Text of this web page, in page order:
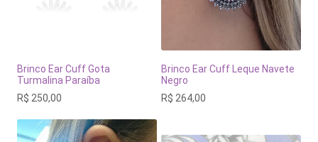
Brinco Ear Cuff Gota
Turmalina Paraíba
R$ 250,00
Brinco Ear Cuff Leque Navete
Negro
R$ 264,00